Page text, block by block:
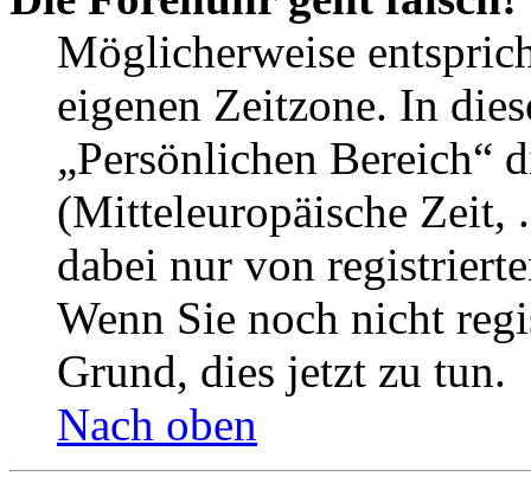
Möglicherweise
eigenen Zeitzone. In
„Persönlichen Bereich“
(Mitteleuropäische Zeit,
dabei nur von
Wenn Sie noch nicht
Grund, dies jetzt zu tun.
Nach oben